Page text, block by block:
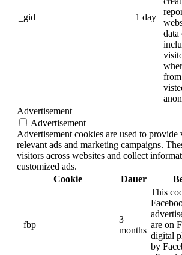
_gid 1 day
data
Advertisement
Advertisement
Advertisement cookies are used to provide
relevant ads and marketing campaigns.
visitors across websites and collect
customized ads.
Cookie
Dauer
_fbp
3
months
This
are on
digital
by